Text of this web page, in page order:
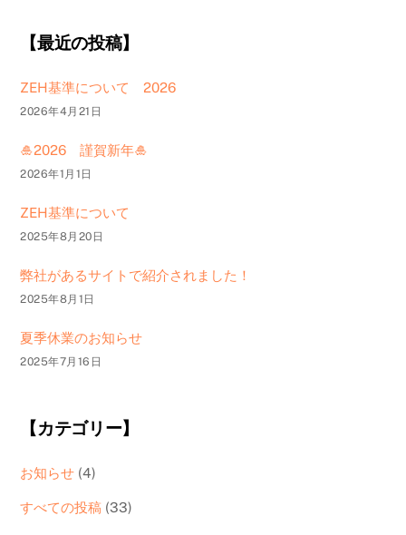
【最近の投稿】
ZEH基準について 2026
2026年4月21日
🎍2026 謹賀新年🎍
2026年1月1日
ZEH基準について
2025年8月20日
弊社があるサイトで紹介されました！
2025年8月1日
夏季休業のお知らせ
2025年7月16日
【カテゴリー】
お知らせ (4)
すべての投稿 (33)